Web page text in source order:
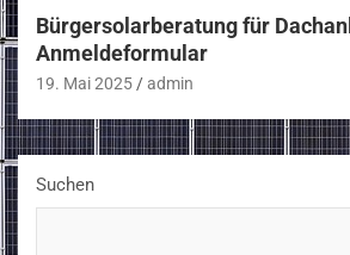
Bürgersolarberatung für
Anmeldeformular
19. Mai 2025 admin
Suchen